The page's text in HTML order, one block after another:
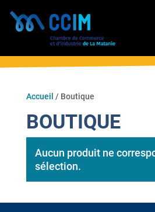
Accueil / Boutique
BOUTIQUE
Aucun produit ne
sélection.